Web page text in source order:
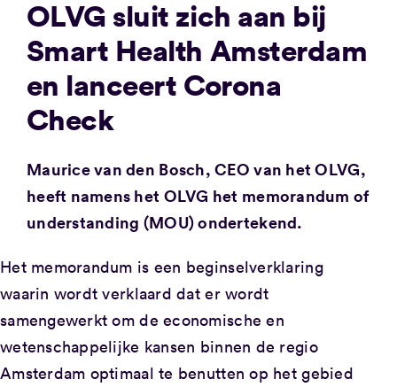
OLVG sluit zich aan bij
Smart Health Amsterdam
en lanceert Corona
Check
Maurice van den Bosch, CEO van het OLVG,
heeft namens het OLVG het memorandum of
understanding (MOU) ondertekend.
Het memorandum is een beginselverklaring
waarin wordt verklaard dat er wordt
samengewerkt om de economische en
wetenschappelijke kansen binnen de regio
Amsterdam optimaal te benutten op het gebied